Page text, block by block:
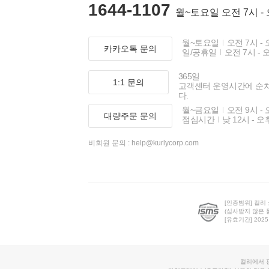
1644-1107 월~토요일 오전 7시 -
카카오톡 문의
월~토요일
오전 7시 -
일/공휴일
오전 7시 -
1:1 문의
365일
고객센터 운영시간에 순
다.
대량주문 문의
월~금요일
오전 9시 -
점심시간
낮 12시 - 오
비회원 문의 : help@kurlycorp.com
[인증범위] 컬리
(심사받지 않은
[유효기간]
컬리에서